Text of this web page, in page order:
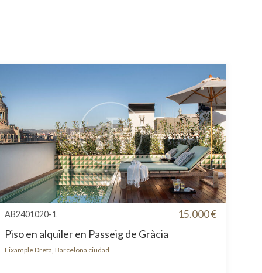
AB2401020-1 15.000 €
Piso en alquiler en Passeig de Gràcia
Eixample Dreta, Barcelona ciudad